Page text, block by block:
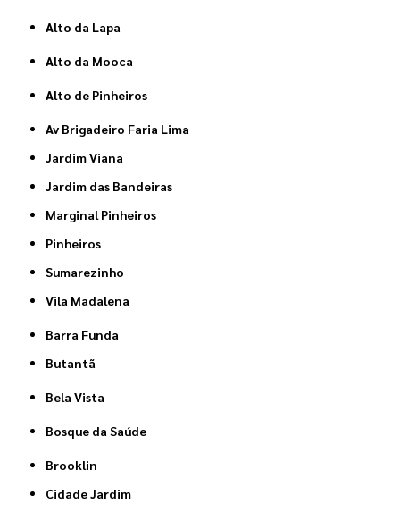
Alto da Lapa
Alto da Mooca
Alto de Pinheiros
Av Brigadeiro Faria Lima
Jardim Viana
Jardim das Bandeiras
Marginal Pinheiros
Pinheiros
Sumarezinho
Vila Madalena
Barra Funda
Butantã
Bela Vista
Bosque da Saúde
Brooklin
Cidade Jardim